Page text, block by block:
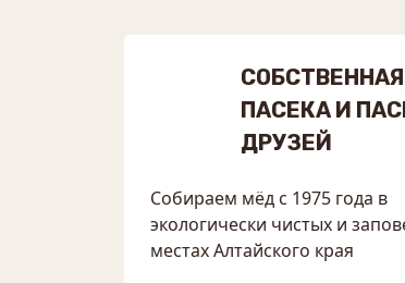
СОБСТВЕННАЯ
ПАСЕКА И
ДРУЗЕЙ
Собираем мёд с 1975 года в
экологически чистых и
местах Алтайского края